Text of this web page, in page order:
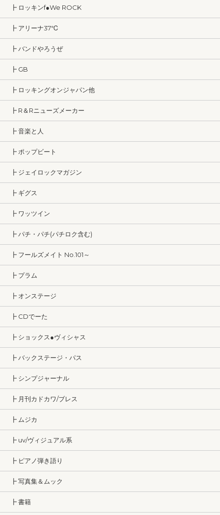
┣ ロッキンf●We ROCK
┣ アリーナ37℃
┣ バンドやろうぜ
┣ GB
┣ ロッキングオンジャパン他
┣ R＆Rニューズメーカー
┣ 音楽と人
┣ ポップビート
┣ ジェイロックマガジン
┣ ギグス
┣ ワッツイン
┣ パチ・パチ(パチロク含む)
┣ フールズメイト No.101～
┣ プラム
┣ オンステージ
┣ CDでーた
┣ ショックス●ヴィシャス
┣ バックステージ・パス
┣ シンプジャーナル
┣ 月刊カドカワ/ブレス
┣ ムジカ
┣ uv/ヴィジュアル系
┣ ピアノ弾き語り
┣ 写真集＆ムック
┣ 書籍